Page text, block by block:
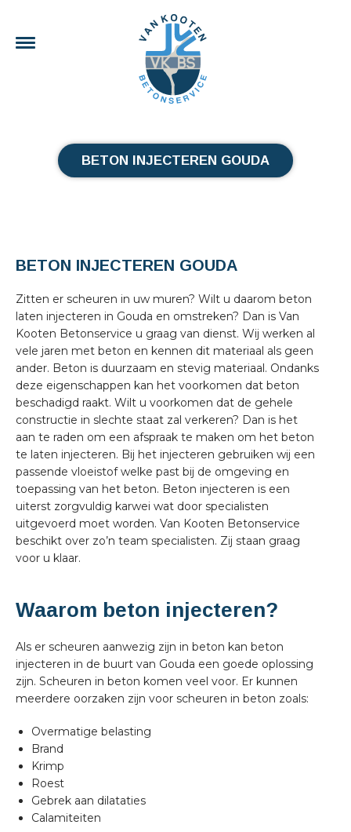
BETON INJECTEREN GOUDA
BETON INJECTEREN GOUDA
Zitten er scheuren in uw muren? Wilt u daarom beton
laten injecteren in Gouda en omstreken? Dan is Van
Kooten Betonservice u graag van dienst. Wij werken al
vele jaren met beton en kennen dit materiaal als geen
ander. Beton is duurzaam en stevig materiaal. Ondanks
deze eigenschappen kan het voorkomen dat beton
beschadigd raakt. Wilt u voorkomen dat de gehele
constructie in slechte staat zal verkeren? Dan is het
aan te raden om een afspraak te maken om het beton
te laten injecteren. Bij het injecteren gebruiken wij een
passende vloeistof welke past bij de omgeving en
toepassing van het beton. Beton injecteren is een
uiterst zorgvuldig karwei wat door specialisten
uitgevoerd moet worden. Van Kooten Betonservice
beschikt over zo’n team specialisten. Zij staan graag
voor u klaar.
Waarom beton injecteren?
Als er scheuren aanwezig zijn in beton kan beton
injecteren in de buurt van Gouda een goede oplossing
zijn. Scheuren in beton komen veel voor. Er kunnen
meerdere oorzaken zijn voor scheuren in beton zoals:
Overmatige belasting
Brand
Krimp
Roest
Gebrek aan dilataties
Calamiteiten